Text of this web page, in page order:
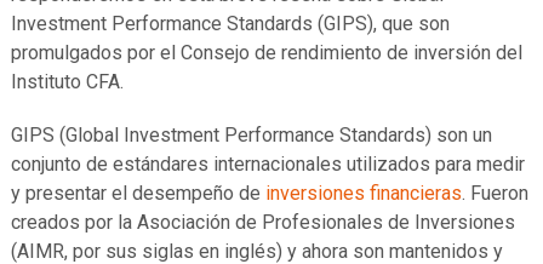
Investment Performance Standards (GIPS), que son
promulgados por el Consejo de rendimiento de inversión del
Instituto CFA.
GIPS (Global Investment Performance Standards) son un
conjunto de estándares internacionales utilizados para medir
y presentar el desempeño de inversiones financieras. Fueron
creados por la Asociación de Profesionales de Inversiones
(AIMR, por sus siglas en inglés) y ahora son mantenidos y